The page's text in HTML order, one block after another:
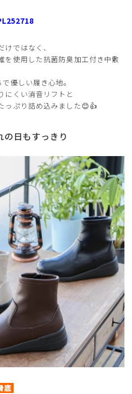
ではなく、
を使用した抗菌防臭加工付き中敷
優しい履き心地。
にくい消音リフトと
っぷり詰め込みました😊👍
日もすっきり
底